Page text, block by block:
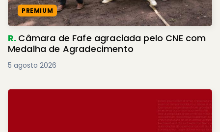
PREMIUM
R. Câmara de Fafe agraciada pelo CNE com
Medalha de Agradecimento
5 agosto 2026